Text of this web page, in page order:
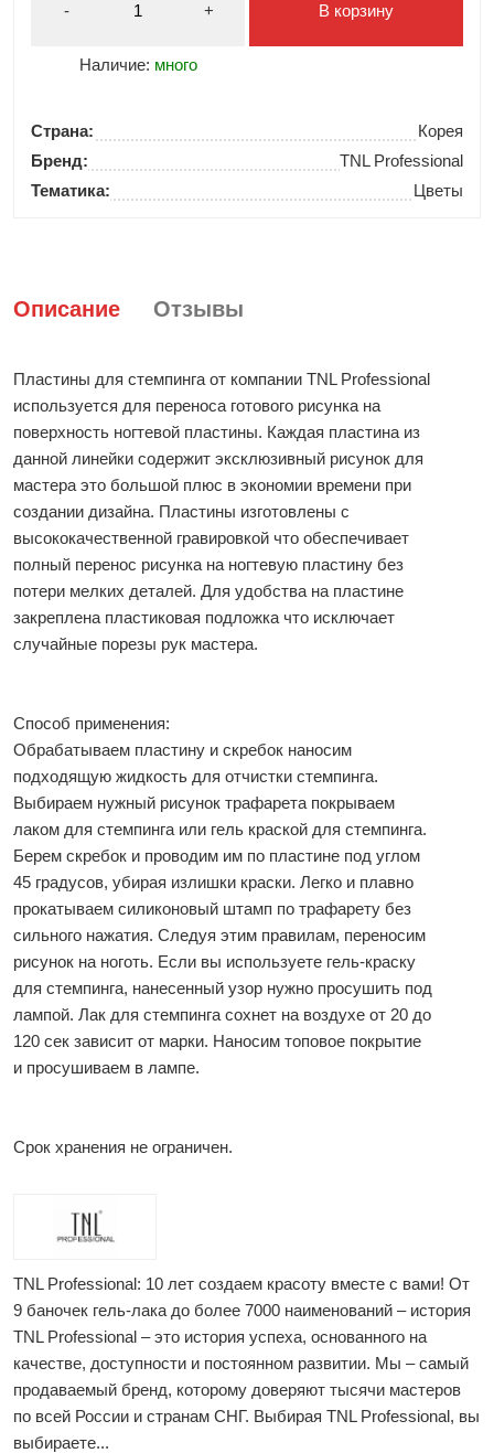
- +
Наличие: много
В корзину
Страна:
Корея
Бренд:
TNL Professional
Тематика:
Цветы
Описание Отзывы
Пластины для стемпинга от компании TNL Professional
используется для переноса готового рисунка на
поверхность ногтевой пластины. Каждая пластина из
данной линейки содержит эксклюзивный рисунок для
мастера это большой плюс в экономии времени при
создании дизайна. Пластины изготовлены с
высококачественной гравировкой что обеспечивает
полный перенос рисунка на ногтевую пластину без
потери мелких деталей. Для удобства на пластине
закреплена пластиковая подложка что исключает
случайные порезы рук мастера.
Способ применения:
Обрабатываем пластину и скребок наносим
подходящую жидкость для отчистки стемпинга.
Выбираем нужный рисунок трафарета покрываем
лаком для стемпинга или гель краской для стемпинга.
Берем скребок и проводим им по пластине под углом
45 градусов, убирая излишки краски. Легко и плавно
прокатываем силиконовый штамп по трафарету без
сильного нажатия. Следуя этим правилам, переносим
рисунок на ноготь. Если вы используете гель-краску
для стемпинга, нанесенный узор нужно просушить под
лампой. Лак для стемпинга сохнет на воздухе от 20 до
120 сек зависит от марки. Наносим топовое покрытие
и просушиваем в лампе.
Срок хранения не ограничен.
TNL Professional: 10 лет создаем красоту вместе с вами! От
9 баночек гель-лака до более 7000 наименований – история
TNL Professional – это история успеха, основанного на
качестве, доступности и постоянном развитии. Мы – самый
продаваемый бренд, которому доверяют тысячи мастеров
по всей России и странам СНГ. Выбирая TNL Professional, вы
выбираете...